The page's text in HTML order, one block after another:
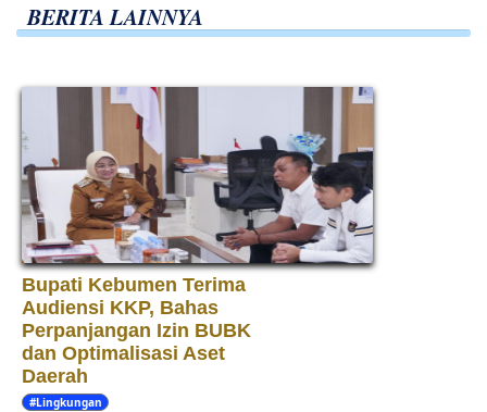
BERITA LAINNYA
Bupati Kebumen Terima
Audiensi KKP, Bahas
Perpanjangan Izin BUBK
dan Optimalisasi Aset
Daerah
#Lingkungan